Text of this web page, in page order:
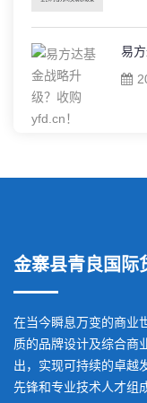
易
金寨县青良国际
在当今瞬息万变的商业
质的品牌设计及综合商
出，实现可持续的卓越
先锋和专业技术人才组